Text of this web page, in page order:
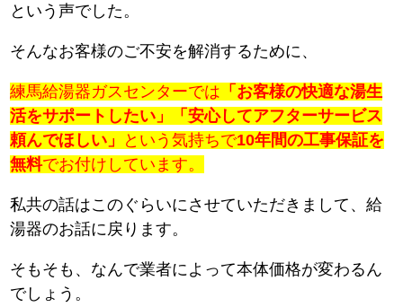
という声でした。
そんなお客様のご不安を解消するために、
練馬給湯器ガスセンターでは 「お客様の快適な湯生
活をサポートしたい」「安心してアフターサービス
頼んでほしい」
という気持ちで10年間の工事保証を
無料でお付けしています。
私共の話はこのぐらいにさせていただきまして、給
湯器のお話に戻ります。
そもそも、なんで業者によって本体価格が変わるん
でしょう。